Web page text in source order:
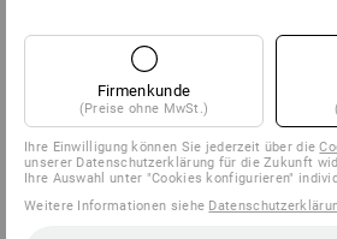
Firmenkunde
(Preise ohne MwSt.)
Ihre Einwilligung können Sie jederzeit über die
unserer Datenschutzerklärung für die Zukunft
Ihre Auswahl unter "Cookies konfigurieren"
Weitere Informationen siehe